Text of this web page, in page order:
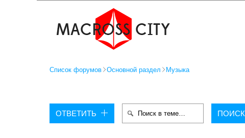
Список форумов Основной раздел Музыка
ОТВЕТИТЬ